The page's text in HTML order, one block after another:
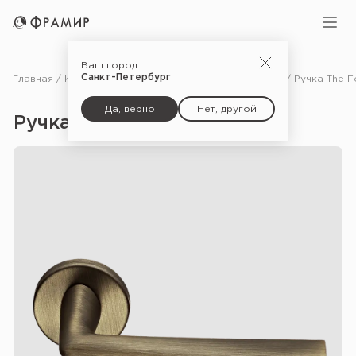
Ваш город:
Санкт-Петербург
Да, верно Нет, другой
Главная Каталог Фурнитура
Ручка The Force — CAFFE